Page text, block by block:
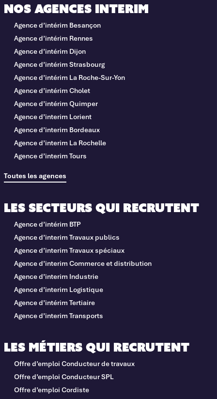
Nos agences interim
Agence d’intérim Besançon
Agence d’intérim Rennes
Agence d’intérim Dijon
Agence d’intérim Strasbourg
Agence d’intérim La Roche-Sur-Yon
Agence d’intérim Cholet
Agence d’intérim Quimper
Agence d’interim Lorient
Agence d’interim Bordeaux
Agence d’interim La Rochelle
Agence d’interim Tours
Toutes les agences
Les métiers qui recrutent
Offre d’emploi Conducteur de travaux
Offre d’emploi Conducteur SPL
Offre d’emploi Cordiste
Les secteurs qui recrutent
Agence d’intérim BTP
Agence d’interim Travaux publics
Agence d’interim Travaux spéciaux
Agence d’interim Commerce et distribution
Agence d’interim Industrie
Agence d’interim Logistique
Agence d’intérim Tertiaire
Agence d’interim Transports